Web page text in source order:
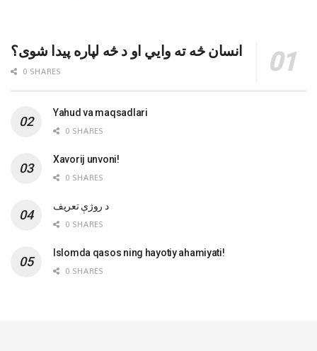
انسان څه ته وایي او د څه لپاره پیدا شوی؟
0 SHARES
Yahud va maqsadlari
0 SHARES
Xavorij unvoni!
0 SHARES
‌د روژې تعریف
0 SHARES
Islomda qasos ning hayotiy ahamiyati!
0 SHARES